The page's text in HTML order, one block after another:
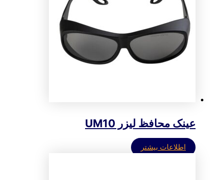
عینک محافظ لیزر UM10
اطلاعات بیشتر